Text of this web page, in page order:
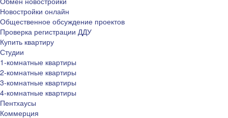
Новостройки онлайн
Общественное обсуждение проектов
Проверка регистрации ДДУ
Купить квартиру
Студии
1-комнатные квартиры
2-комнатные квартиры
3-комнатные квартиры
4-комнатные квартиры
Пентхаусы
Коммерция